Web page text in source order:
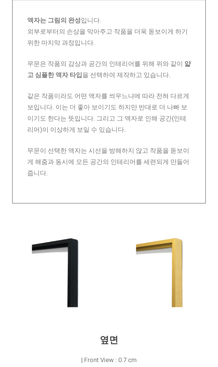
액자는 그림의 완성입니다.
외부로부터의 손상을 막아주고 작품을 더욱 돋보이게 하기
위한 마지막 과정입니다.
무문은 작품의 감상과 공간의 인테리어를 위해 위와 같이 얇
고 심플한 액자 타입 을 선택하여 제작하고 있습니다.
같은 작품이라도 어떤 액자를 씌우느냐에 따라 전혀 다르게
보입니다. 이는 더 좋아 보이기도 하지만 반대로 더 나빠 보
이기도 한다는 뜻입니다. 그리고 그 액자로 인해 공간(인테
리어)이 이상하게 보일 수 있습니다.
무문이 선택한 액자는 시선을 방해하지 않고 작품을 돋보이
게 해줌과 동시에 모든 공간의 인테리어를 세련되게 만들어
줍니다.
옆면
| Front View : 0.7 cm